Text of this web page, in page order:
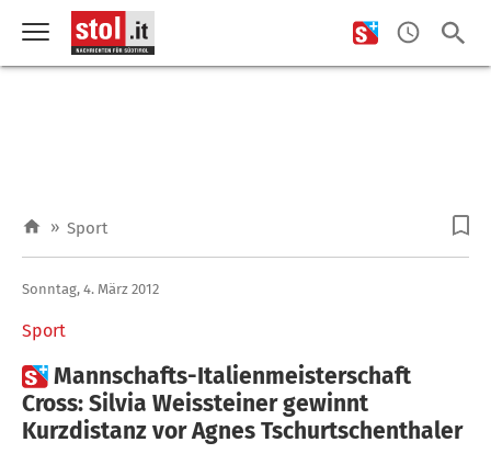
» Sport
Sport
Sonntag, 4. März 2012
Mannschafts-Italienmeisterschaft
Cross: Silvia Weissteiner gewinnt
Kurzdistanz vor Agnes Tschurtschenthaler